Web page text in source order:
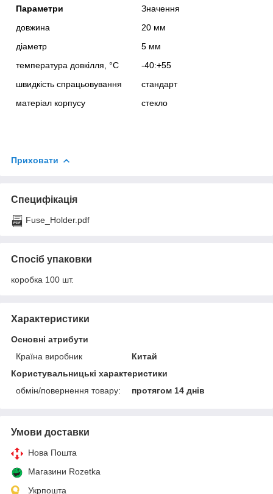
Параметри
Значення
довжина
20 мм
діаметр
5 мм
температура довкілля, °С
-40:+55
швидкість спрацьовування
стандарт
матеріал корпусу
стекло
Приховати
Специфікація
Fuse_Holder.pdf
Спосіб упаковки
коробка 100 шт.
Характеристики
Основні атрибути
Країна виробник
Китай
Користувальницькі характеристики
обмін/повернення товару:
протягом 14 днів
Умови доставки
Нова Пошта
Магазини Rozetka
Укрпошта